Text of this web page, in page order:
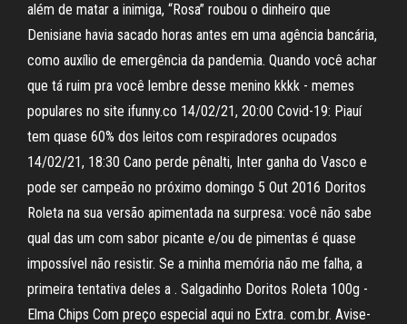
além de matar a inimiga, “Rosa” roubou o dinheiro que
Denisiane havia sacado horas antes em uma agência bancária,
como auxílio de emergência da pandemia. Quando você achar
que tá ruim pra você lembre desse menino kkkk - memes
populares no site ifunny.co 14/02/21, 20:00 Covid-19: Piauí
tem quase 60% dos leitos com respiradores ocupados
14/02/21, 18:30 Cano perde pênalti, Inter ganha do Vasco e
pode ser campeão no próximo domingo 5 Out 2016 Doritos
Roleta na sua versão apimentada na surpresa: você não sabe
qual das um com sabor picante e/ou de pimentas é quase
impossível não resistir. Se a minha memória não me falha, a
primeira tentativa deles a . Salgadinho Doritos Roleta 100g -
Elma Chips Com preço especial aqui no Extra. com.br. Avise-